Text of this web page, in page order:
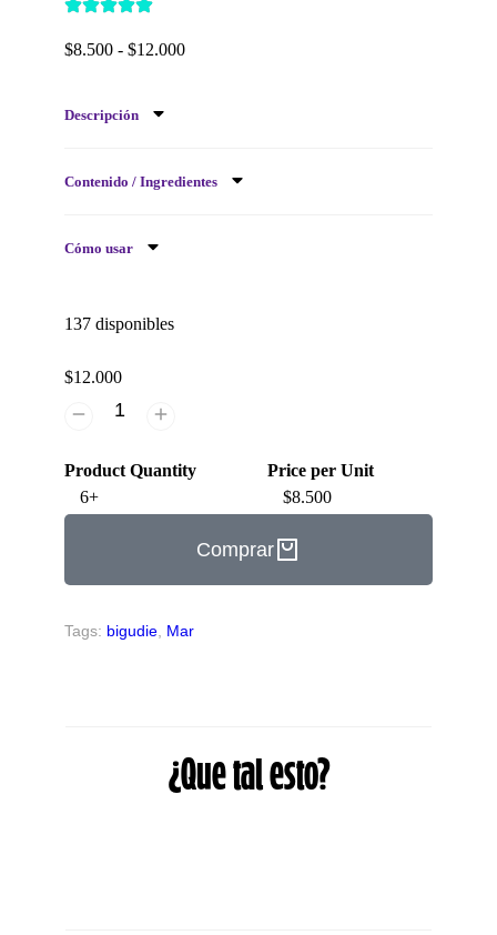
$8.500 - $12.000
Descripción
Contenido / Ingredientes
Cómo usar
137 disponibles
$12.000
Product Quantity
Price per Unit
6+
$8.500
Comprar
Tags: bigudie Mar
¿Que tal esto?